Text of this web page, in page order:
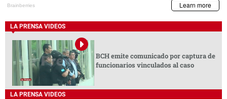
LA PRENSA VIDEOS
BCH emite comunicado por captura de
funcionarios vinculados al caso
LA PRENSA VIDEOS